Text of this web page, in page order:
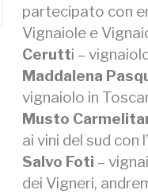
partecipato con
Vignaiole e
Cerutti –
Maddalena
vignaiolo in
Musto
ai vini del sud con
Salvo Foti –
dei Vigneri,